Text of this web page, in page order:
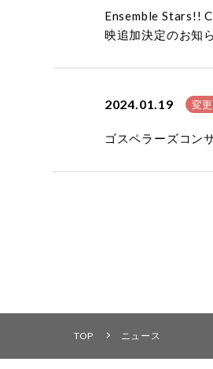
Ensemble Stars!!
映追加決定のお知
2024.01.19 変
ゴスペラーズコン
TOP ニュース